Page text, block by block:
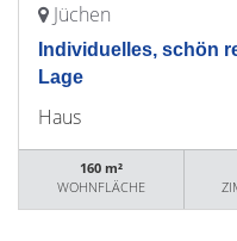
Jüchen
Individuelles, schön
Lage
Haus
160 m²
WOHNFLÄCHE